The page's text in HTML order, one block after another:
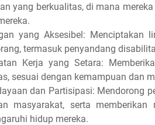
yang berkualitas, di mana
yang Aksesibel:
termasuk penyandang
Kerja yang Setara:
sesuai dengan kemampuan dan
dan Partisipasi: Mendorong
masyarakat, serta
hidup mereka.